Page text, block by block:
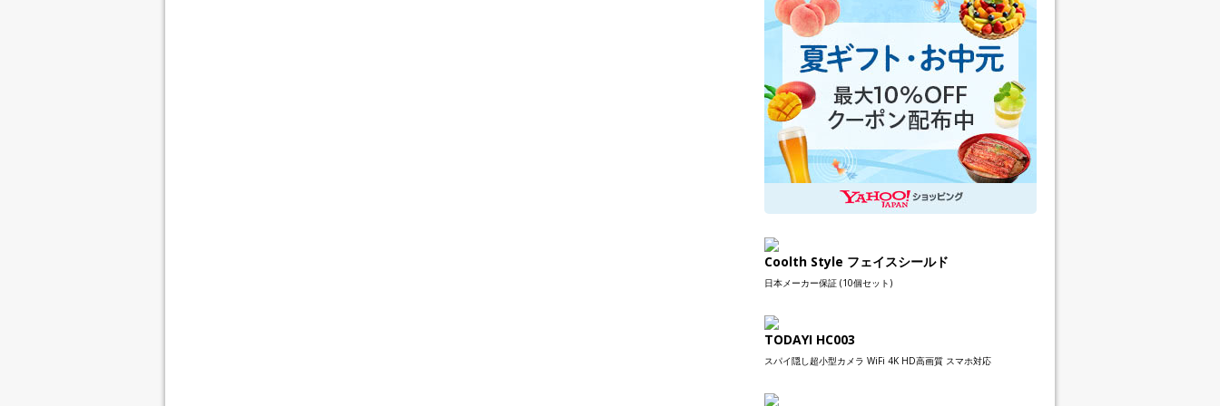
Coolth Style フェイスシールド
日本メーカー保証 (10個セット)
TODAYI HC003
スパイ隠し超小型カメラ WiFi 4K HD高画質 スマホ対応